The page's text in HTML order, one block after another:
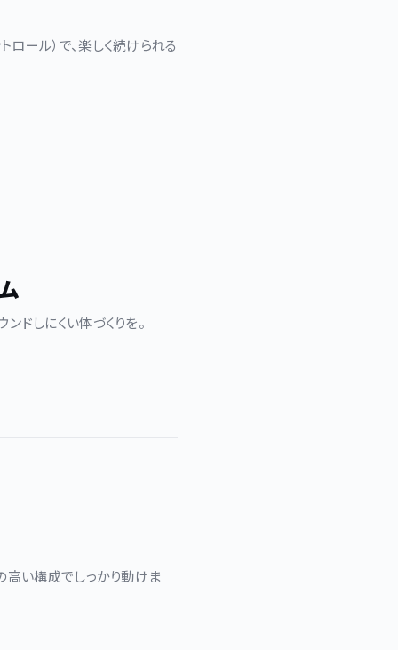
ール）で、楽しく続けられる
ドしにくい体づくりを。
い構成でしっかり動けま